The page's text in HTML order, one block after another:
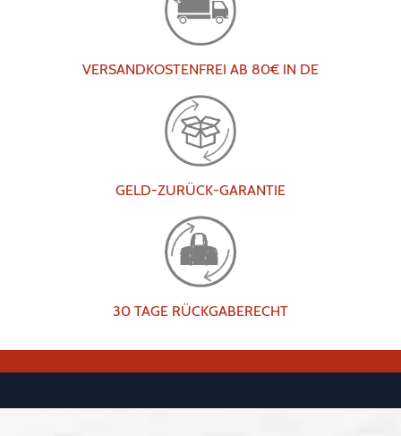
VERSANDKOSTENFREI AB 80€ IN DE
GELD-ZURÜCK-GARANTIE
30 TAGE RÜCKGABERECHT